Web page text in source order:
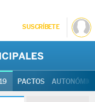
SUSCRÍBETE
PACTOS